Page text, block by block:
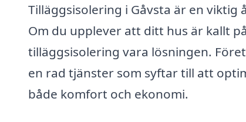
Tilläggsisolering i Gåvsta är en
Om du upplever att ditt hus är kallt
tilläggsisolering vara lösningen.
en rad tjänster som syftar till att
både komfort och ekonomi.